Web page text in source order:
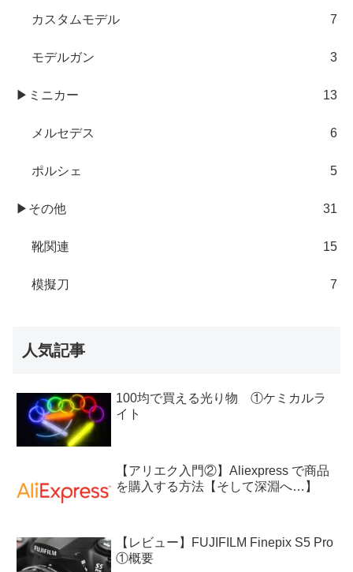
カスタムモデル 7
モデルガン 3
▶ミニカー 13
メルセデス 6
ポルシェ 5
▶その他 31
靴関連 15
模擬刀 7
人気記事
100均で買える光り物 ①ケミカルラ
イト
【アリエク入門②】Aliexpress で商品
を購入する方法【そして深淵へ…】
【レビュー】FUJIFILM Finepix S5 Pro
①概要